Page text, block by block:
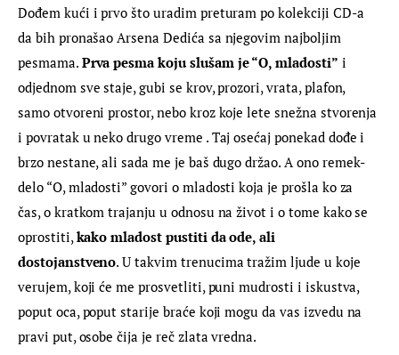
Dođem kući i prvo što uradim preturam po kolekciji CD-a
da bih pronašao Arsena Dedića sa njegovim najboljim
pesmama. Prva pesma koju slušam je “O, mladosti” i
odjednom sve staje, gubi se krov, prozori, vrata, plafon,
samo otvoreni prostor, nebo kroz koje lete snežna stvorenja
i povratak u neko drugo vreme . Taj osećaj ponekad dođe i
brzo nestane, ali sada me je baš dugo držao. A ono remek-
delo “O, mladosti” govori o mladosti koja je prošla ko za
čas, o kratkom trajanju u odnosu na život i o tome kako se
oprostiti, kako mladost pustiti da ode, ali
dostojanstveno. U takvim trenucima tražim ljude u koje
verujem, koji će me prosvetliti, puni mudrosti i iskustva,
poput oca, poput starije braće koji mogu da vas izvedu na
pravi put, osobe čija je reč zlata vredna.